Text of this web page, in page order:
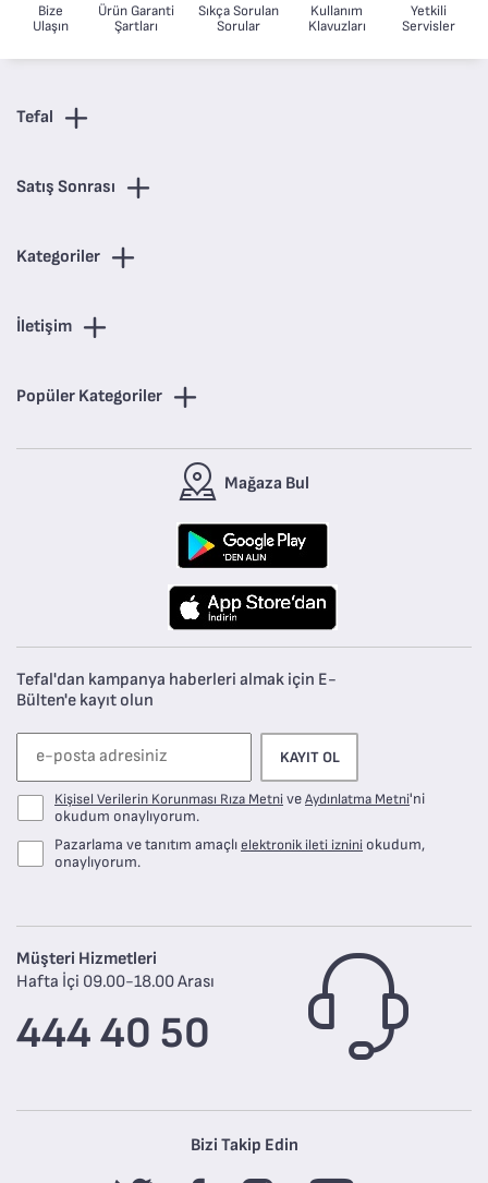
Bize
Ulaşın
Ürün Garanti
Şartları
Sıkça Sorulan
Sorular
Kullanım
Klavuzları
Yetkili
Servisler
Tefal
Satış Sonrası
Kategoriler
İletişim
Popüler Kategoriler
Mağaza Bul
Tefal'dan kampanya haberleri almak için E-
Bülten'e kayıt olun
KAYIT OL
Kişisel Verilerin Korunması Rıza MetniveAydınlatma Metni'ni
okudum onaylıyorum.
Pazarlama ve tanıtım amaçlıelektronik ileti iznini okudum,
onaylıyorum.
Müşteri Hizmetleri
Hafta İçi 09.00-18.00 Arası
444 40 50
Bizi Takip Edin